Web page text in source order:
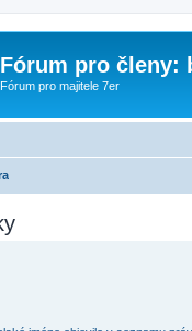
Fórum pro členy:
Fórum pro majitele 7er